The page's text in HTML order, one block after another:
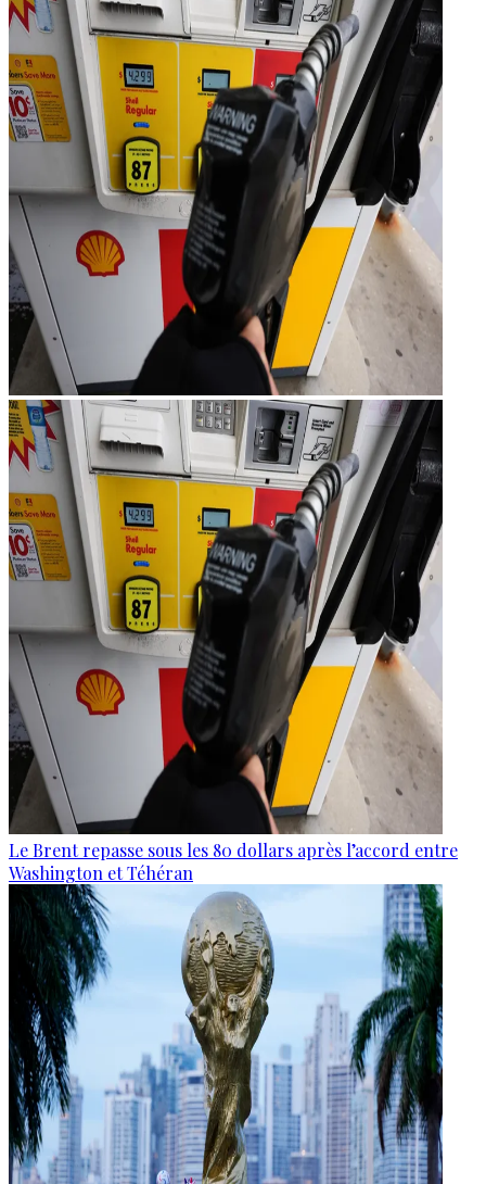
Le Brent repasse sous les 80 dollars après l’accord entre
Washington et Téhéran